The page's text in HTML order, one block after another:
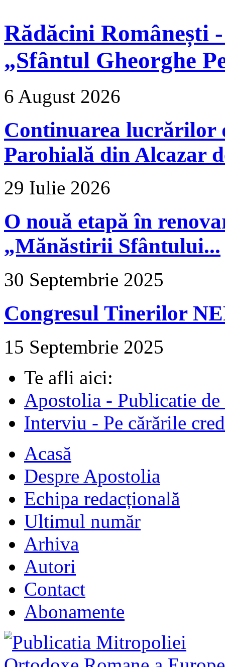
Rădăcini Românești
„Sfântul Gheorghe
6 August 2026
Continuarea lucrărilor
Parohială din Alcazar
29 Iulie 2026
O nouă etapă în
„Mănăstirii Sfântului...
30 Septembrie 2025
Congresul Tinerilor
15 Septembrie 2025
Te afli aici:
Apostolia - Publicatie
Interviu - Pe cărările
Acasă
Despre Apostolia
Echipa redacțională
Ultimul număr
Arhiva
Autori
Contact
Abonamente